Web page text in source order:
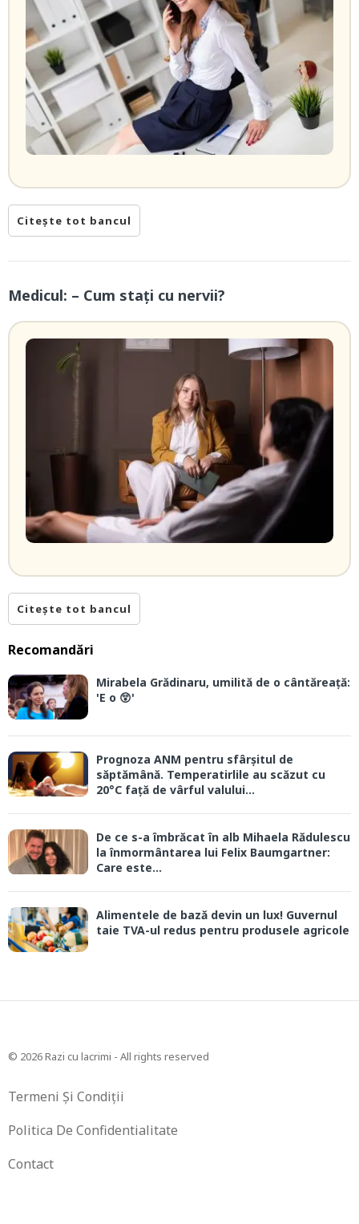
Citește tot bancul
Medicul: – Cum stați cu nervii?
Citește tot bancul
Recomandări
Mirabela Grădinaru, umilită de o cântăreață:
'E o 😲'
Prognoza ANM pentru sfârșitul de
săptămână. Temperatirlile au scăzut cu
20°C față de vârful valului...
De ce s-a îmbrăcat în alb Mihaela Rădulescu
la înmormântarea lui Felix Baumgartner:
Care este...
Alimentele de bază devin un lux! Guvernul
taie TVA-ul redus pentru produsele agricole
© 2026 Razi cu lacrimi - All rights reserved
Termeni Și Condiții
Politica De Confidentialitate
Contact